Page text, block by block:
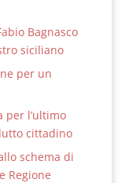
Bagnasco
siciliano
per un
per l’ultimo
cittadino
schema di
Regione